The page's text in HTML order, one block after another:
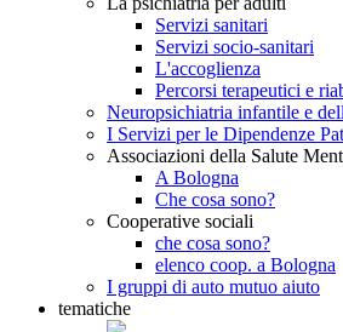
Servizi sanitari
Servizi socio-sanitari
L'accoglienza
Percorsi terapeutici e
Neuropsichiatria infantile e
I Servizi per le Dipendenze
Associazioni della Salute
A Bologna
Che cosa sono?
Cooperative sociali
che cosa sono?
elenco coop. a Bologna
I gruppi di auto mutuo aiuto
tematiche